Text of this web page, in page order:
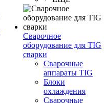
Сварочное
оборудование для TIG
сварки
Сварочные
аппараты TIG
Блоки
охлаждения
Сварочные